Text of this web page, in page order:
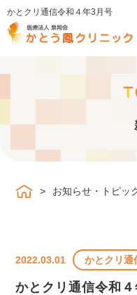
かとクリ通信令和４年3月号
消化器内科
甲状腺・内分泌内科
お知らせ・トピッ
2022.03.01 かとクリ通
かとクリ通信令和